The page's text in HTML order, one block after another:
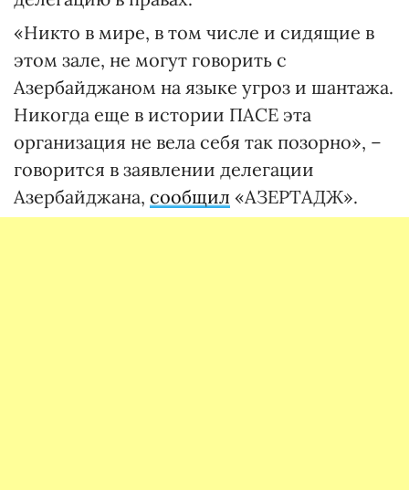
«Никто в мире, в том числе и сидящие в
этом зале, не могут говорить с
Азербайджаном на языке угроз и шантажа.
Никогда еще в истории ПАСЕ эта
организация не вела себя так позорно», –
говорится в заявлении делегации
Азербайджана, сообщил «АЗЕРТАДЖ».